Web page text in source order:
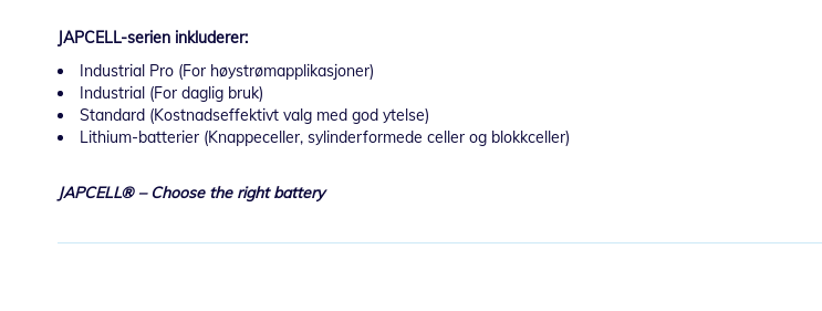
JAPCELL-serien inkluderer:
Industrial Pro (For høystrømapplikasjoner)
Industrial (For daglig bruk)
Standard (Kostnadseffektivt valg med god ytelse)
Lithium-batterier (Knappeceller, sylinderformede celler og blokkceller)
JAPCELL® – Choose the right battery